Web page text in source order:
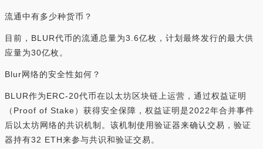
流通中有多少种货币？
目前，BLUR代币的流通总量为3.6亿枚，计划最终发行的最大供
应量为30亿枚。
Blur网络的安全性如何？
BLUR作为ERC-20代币在以太坊区块链上运营，通过权益证明
（Proof of Stake）获得安全保障，权益证明是2022年合并事件
后以太坊网络的共识机制。该机制使用验证器来确认交易，验证
器持有32 ETH来参与共识和验证交易。